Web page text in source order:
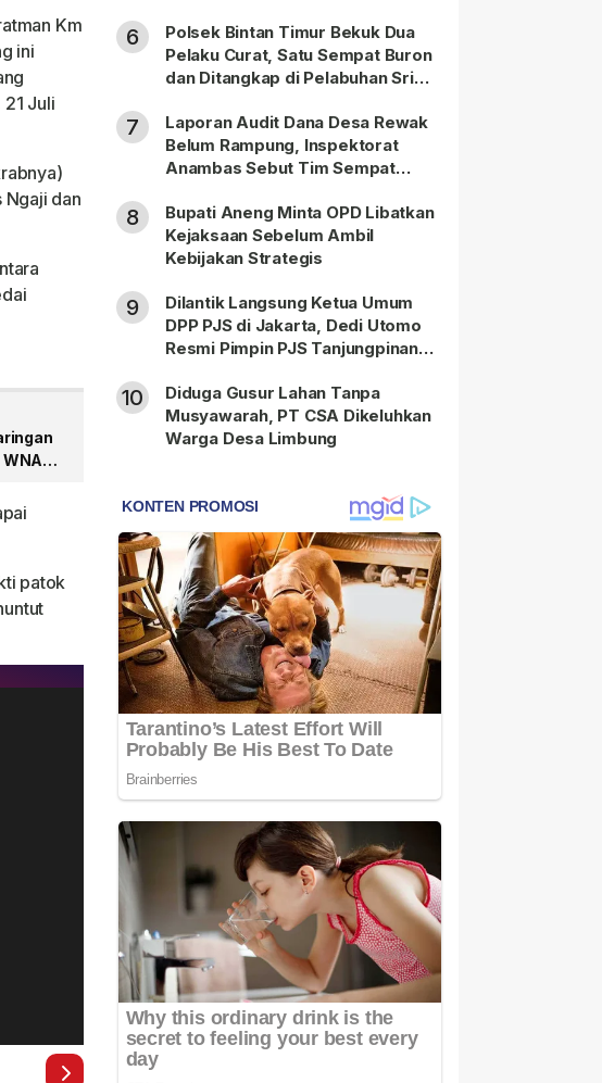
Km
ini
Juli
dan
patok
6
Polsek Bintan Timur Bekuk Dua
Pelaku Curat, Satu Sempat Buron
dan Ditangkap di Pelabuhan Sri
7
Laporan Audit Dana Desa Rewak
Belum Rampung, Inspektorat
Anambas Sebut Tim Sempat
8
Bupati Aneng Minta OPD Libatkan
Kejaksaan Sebelum Ambil
Kebijakan Strategis
9
Dilantik Langsung Ketua Umum
DPP PJS di Jakarta, Dedi Utomo
Resmi Pimpin PJS Tanjungpinang-
10
Diduga Gusur Lahan Tanpa
Musyawarah, PT CSA Dikeluhkan
Warga Desa Limbung